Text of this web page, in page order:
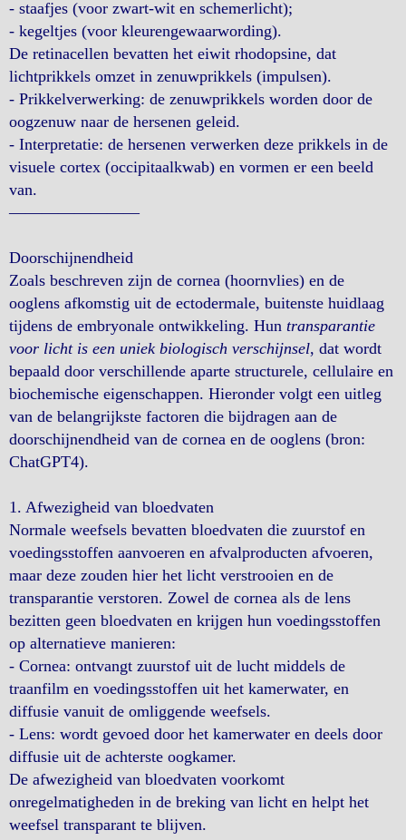
- staafjes (voor zwart-wit en schemerlicht);
- kegeltjes (voor kleurengewaarwording).
De retinacellen bevatten het eiwit rhodopsine, dat
lichtprikkels omzet in zenuwprikkels (impulsen).
- Prikkelverwerking: de zenuwprikkels worden door de
oogzenuw naar de hersenen geleid.
- Interpretatie: de hersenen verwerken deze prikkels in de
visuele cortex (occipitaalkwab) en vormen er een beeld
van.
————————
Doorschijnendheid
Zoals beschreven zijn de cornea (hoornvlies) en de
ooglens afkomstig uit de ectodermale, buitenste huidlaag
tijdens de embryonale ontwikkeling. Hun transparantie
voor licht is een uniek biologisch verschijnsel, dat wordt
bepaald door verschillende aparte structurele, cellulaire en
biochemische eigenschappen. Hieronder volgt een uitleg
van de belangrijkste factoren die bijdragen aan de
doorschijnendheid van de cornea en de ooglens (bron:
ChatGPT4).
1. Afwezigheid van bloedvaten
Normale weefsels bevatten bloedvaten die zuurstof en
voedingsstoffen aanvoeren en afvalproducten afvoeren,
maar deze zouden hier het licht verstrooien en de
transparantie verstoren. Zowel de cornea als de lens
bezitten geen bloedvaten en krijgen hun voedingsstoffen
op alternatieve manieren:
- Cornea: ontvangt zuurstof uit de lucht middels de
traanfilm en voedingsstoffen uit het kamerwater, en
diffusie vanuit de omliggende weefsels.
- Lens: wordt gevoed door het kamerwater en deels door
diffusie uit de achterste oogkamer.
De afwezigheid van bloedvaten voorkomt
onregelmatigheden in de breking van licht en helpt het
weefsel transparant te blijven.